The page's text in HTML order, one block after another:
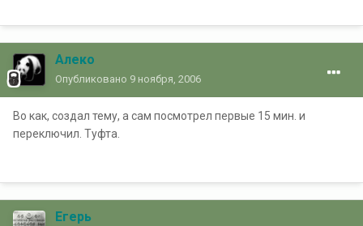
Алеко
Опубликовано 9 ноября, 2006
Во как, создал тему, а сам посмотрел первые 15 мин. и
переключил. Туфта.
Егерь